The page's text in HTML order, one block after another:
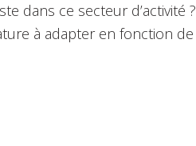
dans ce secteur d’activité ?
à adapter en fonction de